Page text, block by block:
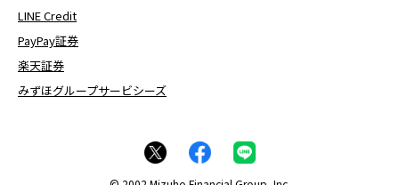
LINE Credit
PayPay証券
楽天証券
みずほグループサービシーズ